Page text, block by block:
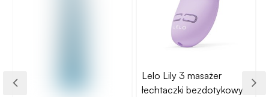
Lelo Lily 3 masażer
łechtaczki bezdotykowy